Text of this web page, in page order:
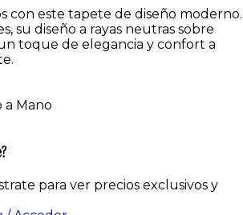
con este tapete de diseño moderno.
su diseño a rayas neutras sobre
toque de elegancia y confort a
a Mano
para ver precios exclusivos y